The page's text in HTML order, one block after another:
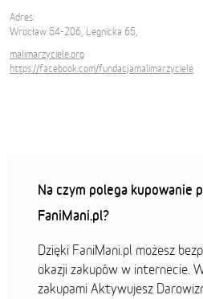
Adres:
Wrocław 54-206, Legnicka 65,
malimarzyciele.org
https://facebook.com/fundacjamalimarzyciele
Na czym polega kupowanie
FaniMani.pl?
Dzięki FaniMani.pl możesz
okazji zakupów w internecie.
zakupami Aktywujesz